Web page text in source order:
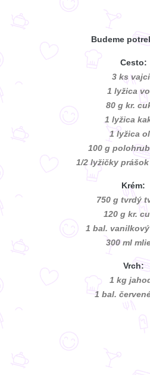
Budeme
Cesto:
3 ks
1 lyžica
80 g kr.
1 lyžica
1 lyžica
100 g
1/2 lyžičky
Krém:
750 g tvrdý
120 g kr.
1 bal.
300 ml
Vrch:
1 kg
1 bal.